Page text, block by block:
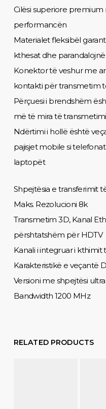
Cilësi superiore
performancën
Materialet fleksibël
kthesat dhe
Konektor të veshur me
kontakti për transmetim
Përçuesi i brendshëm
më të mira të
Ndërtimi i hollë është
pajisjet mobile si
laptopët
Shpejtësia e transferimit
Maks. Rezolucioni 8k
Transmetim 3D, Kanal
përshtatshëm për HDTV
Kanali i integruar i kthimit
Karakteristikë e veçantë
Versioni me shpejtësi
Bandwidth 1200 MHz
RELATED PRODUCTS